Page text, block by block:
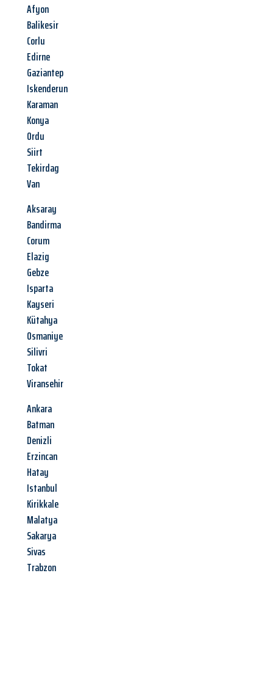
Afyon
Balikesir
Corlu
Edirne
Gaziantep
Iskenderun
Karaman
Konya
Ordu
Siirt
Tekirdag
Van
Aksaray
Bandirma
Corum
Elazig
Gebze
Isparta
Kayseri
Kütahya
Osmaniye
Silivri
Tokat
Viransehir
Ankara
Batman
Denizli
Erzincan
Hatay
Istanbul
Kirikkale
Malatya
Sakarya
Sivas
Trabzon